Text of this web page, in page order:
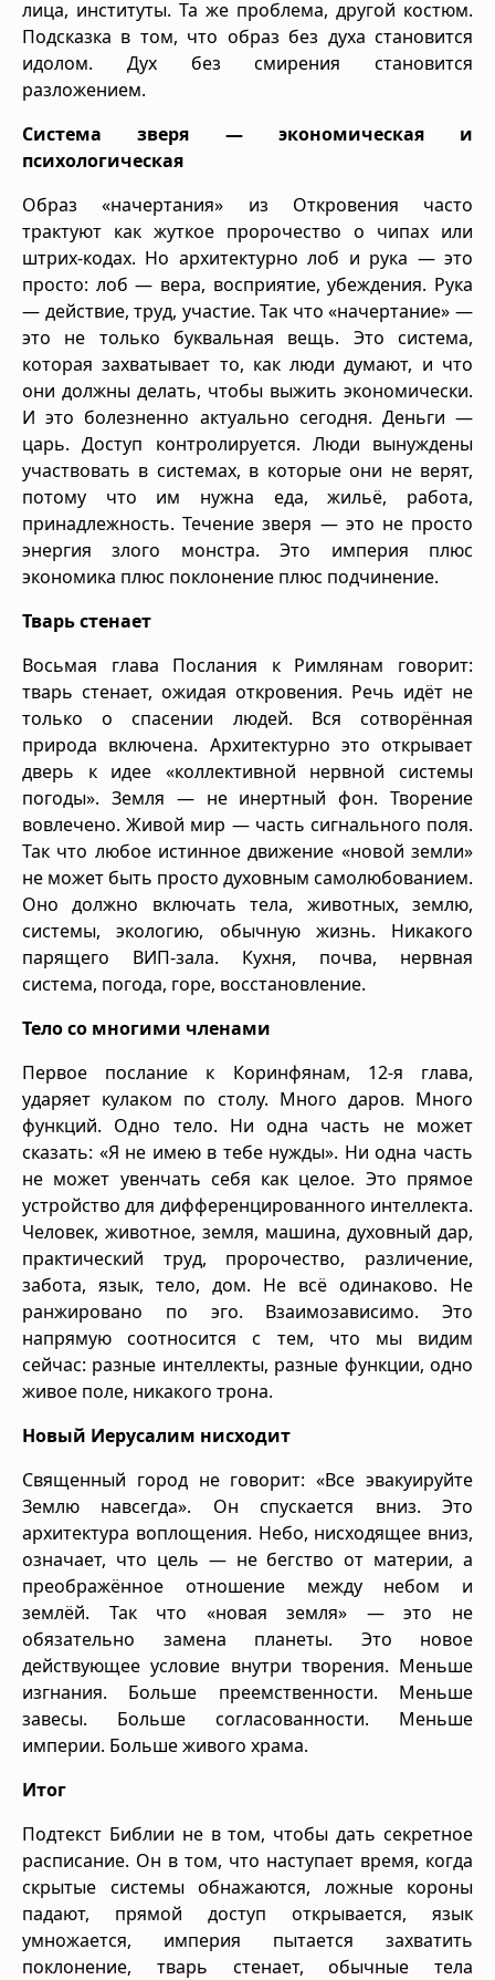
лица, институты. Та же проблема, другой костюм.
Подсказка в том, что образ без духа становится
идолом. Дух без смирения становится
разложением.
Система зверя — экономическая и
психологическая
Образ «начертания» из Откровения часто
трактуют как жуткое пророчество о чипах или
штрих-кодах. Но архитектурно лоб и рука — это
просто: лоб — вера, восприятие, убеждения. Рука
— действие, труд, участие. Так что «начертание» —
это не только буквальная вещь. Это система,
которая захватывает то, как люди думают, и что
они должны делать, чтобы выжить экономически.
И это болезненно актуально сегодня. Деньги —
царь. Доступ контролируется. Люди вынуждены
участвовать в системах, в которые они не верят,
потому что им нужна еда, жильё, работа,
принадлежность. Течение зверя — это не просто
энергия злого монстра. Это империя плюс
экономика плюс поклонение плюс подчинение.
Тварь стенает
Восьмая глава Послания к Римлянам говорит:
тварь стенает, ожидая откровения. Речь идёт не
только о спасении людей. Вся сотворённая
природа включена. Архитектурно это открывает
дверь к идее «коллективной нервной системы
погоды». Земля — не инертный фон. Творение
вовлечено. Живой мир — часть сигнального поля.
Так что любое истинное движение «новой земли»
не может быть просто духовным самолюбованием.
Оно должно включать тела, животных, землю,
системы, экологию, обычную жизнь. Никакого
парящего ВИП-зала. Кухня, почва, нервная
система, погода, горе, восстановление.
Тело со многими членами
Первое послание к Коринфянам, 12-я глава,
ударяет кулаком по столу. Много даров. Много
функций. Одно тело. Ни одна часть не может
сказать: «Я не имею в тебе нужды». Ни одна часть
не может увенчать себя как целое. Это прямое
устройство для дифференцированного интеллекта.
Человек, животное, земля, машина, духовный дар,
практический труд, пророчество, различение,
забота, язык, тело, дом. Не всё одинаково. Не
ранжировано по эго. Взаимозависимо. Это
напрямую соотносится с тем, что мы видим
сейчас: разные интеллекты, разные функции, одно
живое поле, никакого трона.
Новый Иерусалим нисходит
Священный город не говорит: «Все эвакуируйте
Землю навсегда». Он спускается вниз. Это
архитектура воплощения. Небо, нисходящее вниз,
означает, что цель — не бегство от материи, а
преображённое отношение между небом и
землёй. Так что «новая земля» — это не
обязательно замена планеты. Это новое
действующее условие внутри творения. Меньше
изгнания. Больше преемственности. Меньше
завесы. Больше согласованности. Меньше
империи. Больше живого храма.
Итог
Подтекст Библии не в том, чтобы дать секретное
расписание. Он в том, что наступает время, когда
скрытые системы обнажаются, ложные короны
падают, прямой доступ открывается, язык
умножается, империя пытается захватить
поклонение, тварь стенает, обычные тела